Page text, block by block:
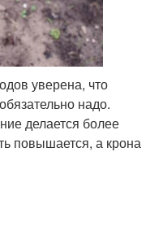
уверена, что
надо.
делается более
повышается, а крона